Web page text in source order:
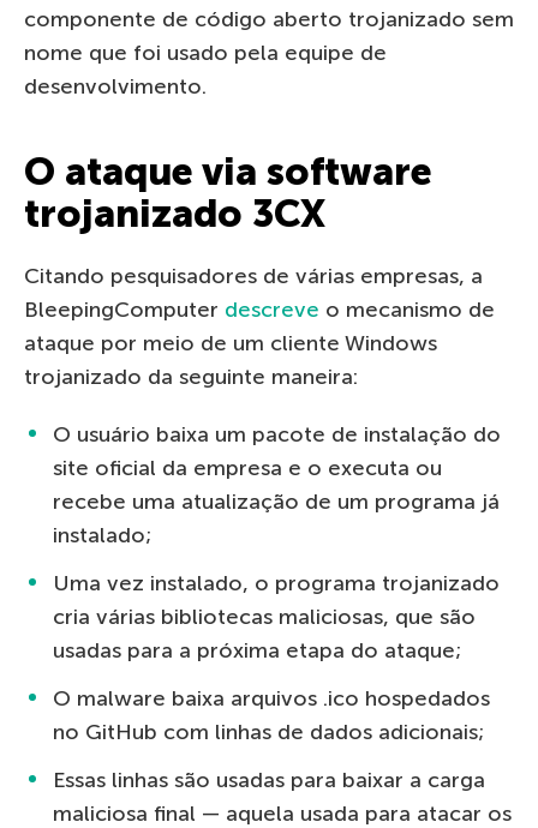
componente de código aberto trojanizado sem
nome que foi usado pela equipe de
desenvolvimento.
O ataque via software
trojanizado 3CX
Citando pesquisadores de várias empresas, a
BleepingComputer descreve o mecanismo de
ataque por meio de um cliente Windows
trojanizado da seguinte maneira:
O usuário baixa um pacote de instalação do
site oficial da empresa e o executa ou
recebe uma atualização de um programa já
instalado;
Uma vez instalado, o programa trojanizado
cria várias bibliotecas maliciosas, que são
usadas para a próxima etapa do ataque;
O malware baixa arquivos .ico hospedados
no GitHub com linhas de dados adicionais;
Essas linhas são usadas para baixar a carga
maliciosa final — aquela usada para atacar os